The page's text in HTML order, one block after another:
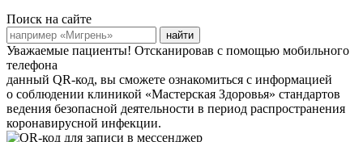
Поиск на сайте
найти
Уважаемые пациенты! Отсканировав с помощью мобильного
телефона
данный QR-код, вы сможете ознакомиться с информацией
о соблюдении клиникой «Мастерская Здоровья» стандартов
ведения безопасной деятельности в период распространения
коронавирусной инфекции.